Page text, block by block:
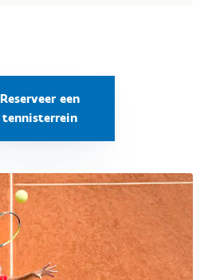
Reserveer een
tennisterrein